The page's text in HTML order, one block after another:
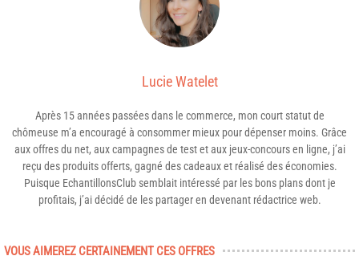
Lucie Watelet
Après 15 années passées dans le commerce, mon court statut de
chômeuse m’a encouragé à consommer mieux pour dépenser moins. Grâce
aux offres du net, aux campagnes de test et aux jeux-concours en ligne, j’ai
reçu des produits offerts, gagné des cadeaux et réalisé des économies.
Puisque EchantillonsClub semblait intéressé par les bons plans dont je
profitais, j’ai décidé de les partager en devenant rédactrice web.
VOUS AIMEREZ CERTAINEMENT CES OFFRES